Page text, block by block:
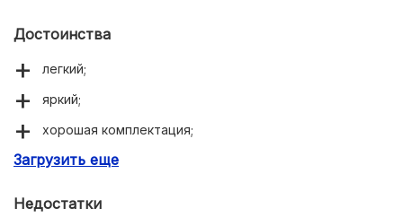
Достоинства
легкий;
яркий;
хорошая комплектация;
универсальный;
Загрузить еще
Недостатки